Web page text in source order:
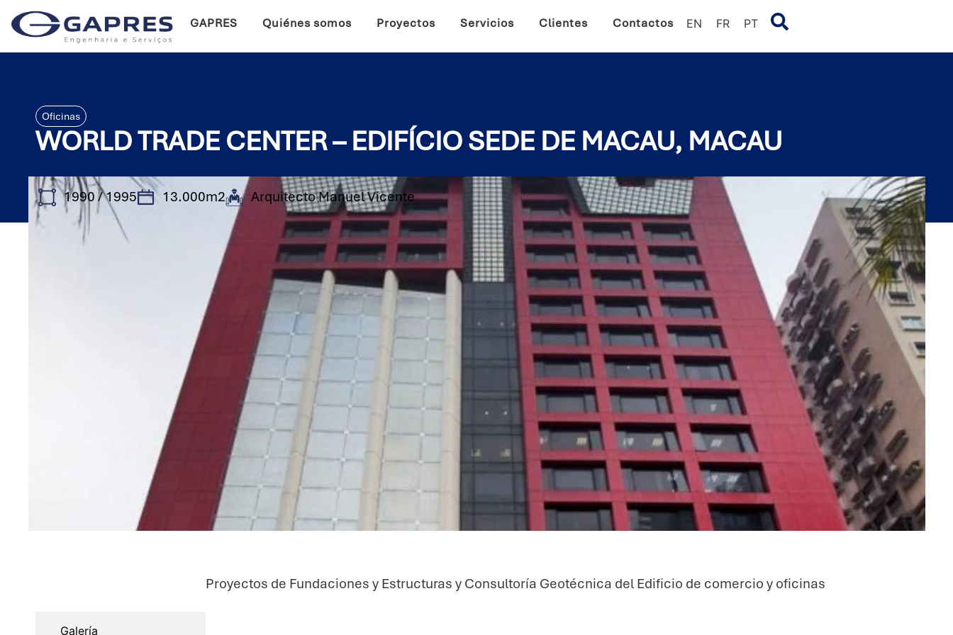
GAPRES Quiénes somos Proyectos Servicios Clientes Contactos EN FR PT
Oficinas
WORLD TRADE CENTER – EDIFÍCIO SEDE DE MACAU, MACAU
1990 / 1995 13.000m2 Arquitecto Manuel Vicente
Galería
Proyectos de Fundaciones y Estructuras y Consultoría Geotécnica del Edificio de comercio y oficinas